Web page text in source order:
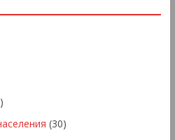
(30)